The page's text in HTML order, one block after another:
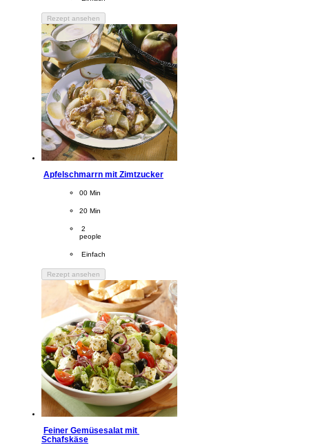
Rezept ansehen
Apfelschmarrn mit Zimtzucker
CookingTime
00 Min
PreparationTime
20 Min
Servings
2
people
Difficulty
Einfach
Rezept ansehen
Feiner Gemüsesalat mit
Schafskäse